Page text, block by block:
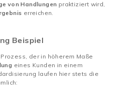
von Handlungen praktiziert wird,
erreichen.
Beispiel
der in höherem Maße
eines Kunden in einem
laufen hier stets die